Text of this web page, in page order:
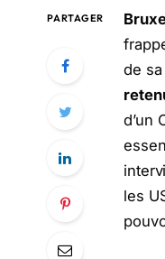
PARTAGER
de
d’un
les